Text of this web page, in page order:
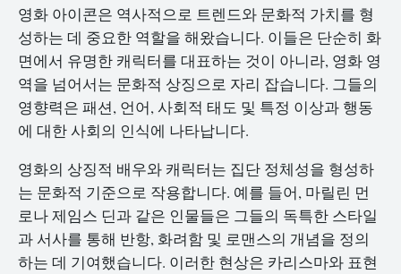
영화 아이콘은 역사적으로 트렌드와 문화적 가치를 형
성하는 데 중요한 역할을 해왔습니다. 이들은 단순히 화
면에서 유명한 캐릭터를 대표하는 것이 아니라, 영화 영
역을 넘어서는 문화적 상징으로 자리 잡습니다. 그들의
영향력은 패션, 언어, 사회적 태도 및 특정 이상과 행동
에 대한 사회의 인식에 나타납니다.
영화의 상징적 배우와 캐릭터는 집단 정체성을 형성하
는 문화적 기준으로 작용합니다. 예를 들어, 마릴린 먼
로나 제임스 딘과 같은 인물들은 그들의 독특한 스타일
과 서사를 통해 반항, 화려함 및 로맨스의 개념을 정의
하는 데 기여했습니다. 이러한 현상은 카리스마와 표현